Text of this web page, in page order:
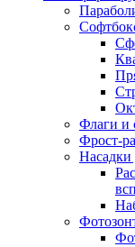
Флаги и
Фрост-